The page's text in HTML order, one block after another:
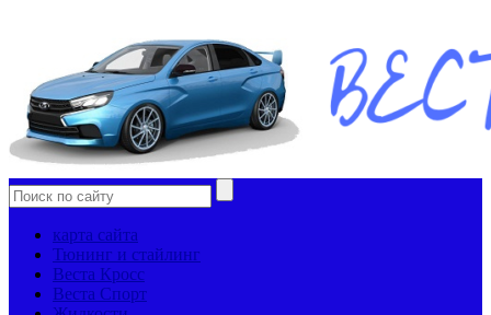
карта сайта
Тюнинг и стайлинг
Веста Кросс
Веста Спорт